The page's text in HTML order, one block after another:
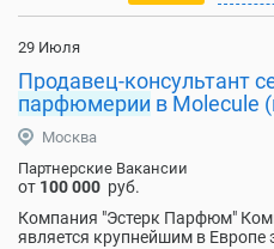
29 Июля
Продавец-консультант
парфюмерии в Molecule
Москва
Партнерские Вакансии
от 100 000 руб.
Компания "Эстерк Парфюм"
является крупнейшим в